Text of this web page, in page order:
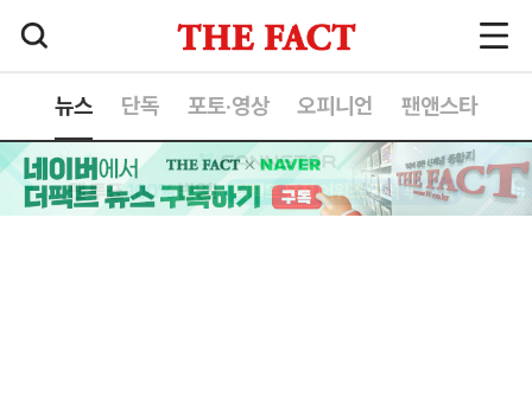
뉴스 단독 포토·영상 오피니언 팬앤스타